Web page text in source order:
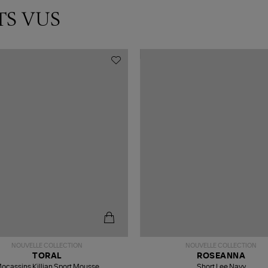
VUS
NOUVELLE COLLECTION
TORAL
NOUVELLE COLLECTION
ROSEANNA